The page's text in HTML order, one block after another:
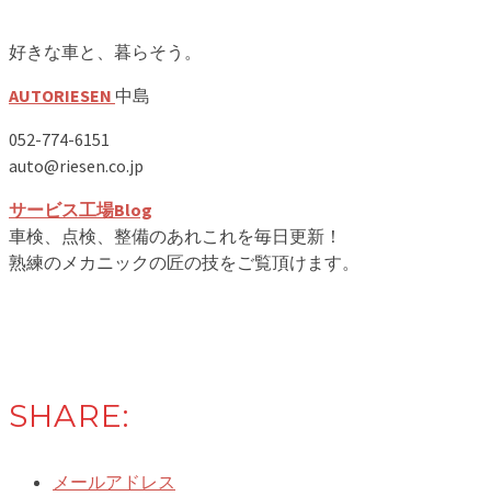
好きな車と、暮らそう。
AUTORIESEN 中島
052-774-6151
auto@riesen.co.jp
サービス工場Blog
車検、点検、整備のあれこれを毎日更新！
熟練のメカニックの匠の技をご覧頂けます。
SHARE:
メールアドレス